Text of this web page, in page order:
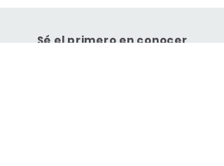
Sé el primero en conocer